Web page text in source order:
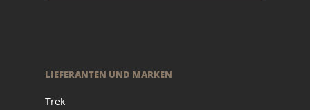
LIEFERANTEN UND MARKEN
Trek